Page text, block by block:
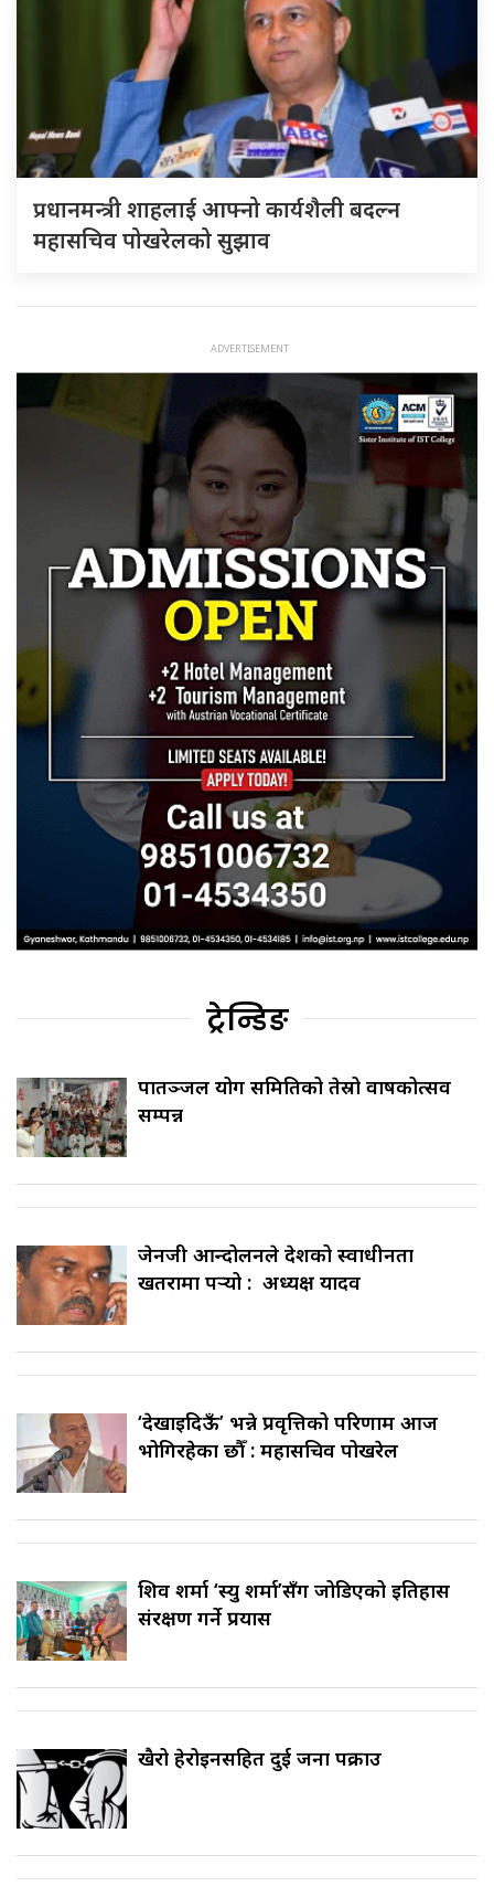
प्रधानमन्त्री शाहलाई आफ्नो कार्यशैली बदल्न
महासचिव पोखरेलको सुझाव
ट्रेन्डिङ
पातञ्जल योग समितिको तेस्रो वार्षिकोत्सव
सम्पन्न
जेनजी आन्दोलनले देशको स्वाधीनता
खतरामा पर्‍यो : अध्यक्ष यादव
‘देखाइदिऊँ’ भन्ने प्रवृत्तिको परिणाम आज
भोगिरहेका छौँ : महासचिव पोखरेल
शिव शर्मा ‘स्यु शर्मा’सँग जोडिएको इतिहास
संरक्षण गर्ने प्रयास
खैरो हेरोइनसहित दुई जना पक्राउ